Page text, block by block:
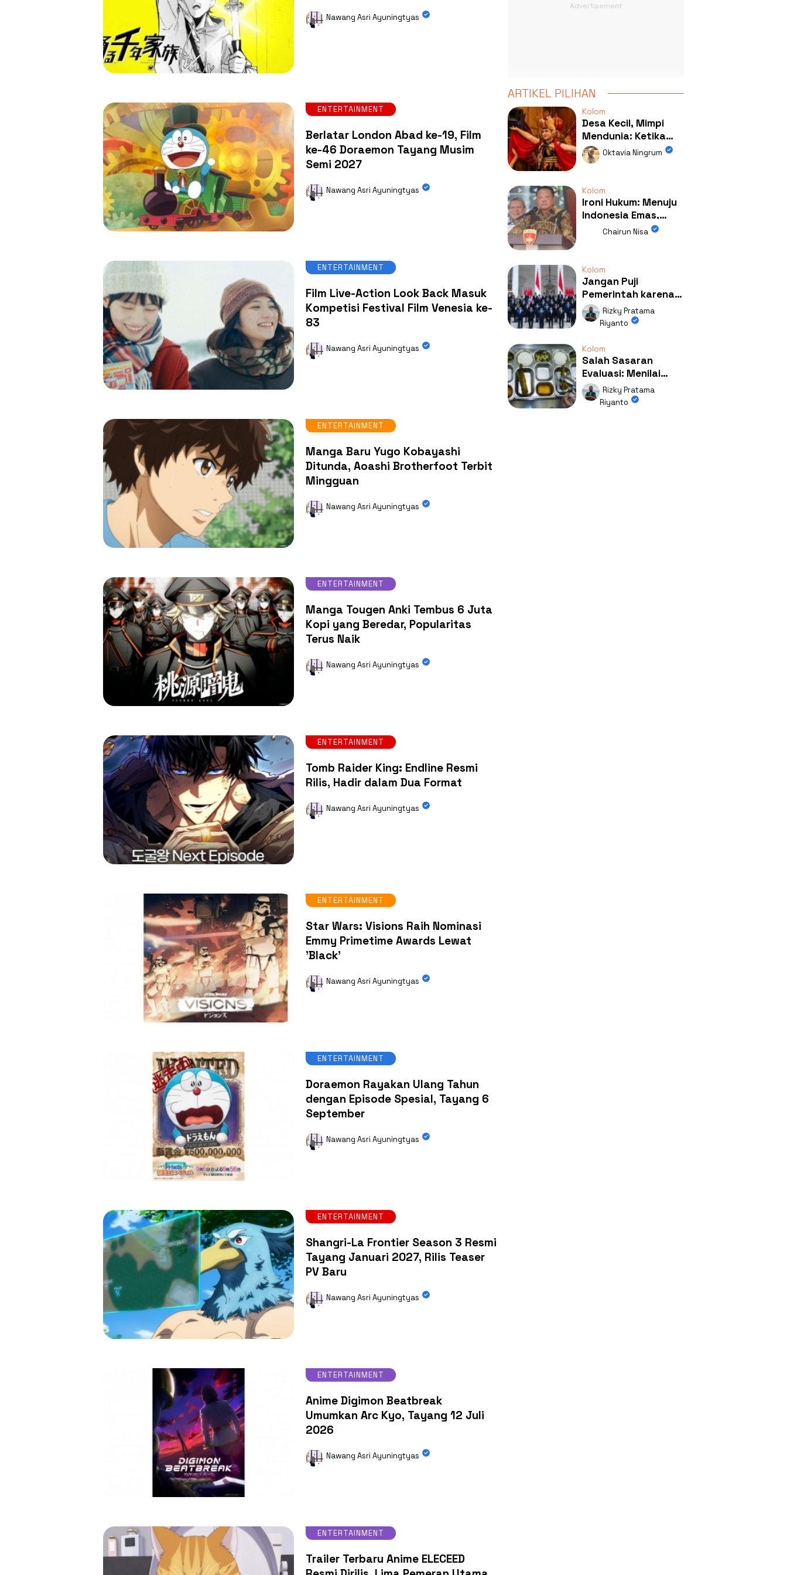
Nawang Asri Ayuningtyas
ENTERTAINMENT
Berlatar London Abad ke-19, Film
ke-46 Doraemon Tayang Musim
Semi 2027
Nawang Asri Ayuningtyas
ENTERTAINMENT
Film Live-Action Look Back Masuk
Kompetisi Festival Film Venesia ke-
83
Nawang Asri Ayuningtyas
ENTERTAINMENT
Manga Baru Yugo Kobayashi
Ditunda, Aoashi Brotherfoot Terbit
Mingguan
Nawang Asri Ayuningtyas
ENTERTAINMENT
Manga Tougen Anki Tembus 6 Juta
Kopi yang Beredar, Popularitas
Terus Naik
Nawang Asri Ayuningtyas
ENTERTAINMENT
Tomb Raider King: Endline Resmi
Rilis, Hadir dalam Dua Format
Nawang Asri Ayuningtyas
ENTERTAINMENT
Star Wars: Visions Raih Nominasi
Emmy Primetime Awards Lewat
'Black'
Nawang Asri Ayuningtyas
ENTERTAINMENT
Doraemon Rayakan Ulang Tahun
dengan Episode Spesial, Tayang 6
September
Nawang Asri Ayuningtyas
ENTERTAINMENT
Shangri-La Frontier Season 3 Resmi
Tayang Januari 2027, Rilis Teaser
PV Baru
Nawang Asri Ayuningtyas
ENTERTAINMENT
Anime Digimon Beatbreak
Umumkan Arc Kyo, Tayang 12 Juli
2026
Nawang Asri Ayuningtyas
ENTERTAINMENT
Trailer Terbaru Anime ELECEED
ARTIKEL PILIHAN
Kolom
Desa Kecil, Mimpi
Mendunia: Ketika
Kolaborasi
Mengubah Wajah
Oktavia Ningrum
Kolom
Ironi Hukum: Menuju
Indonesia Emas,
Ternyata Emasnya
Chairun Nisa
Kolom
Jangan Puji
Pemerintah karena
Kerja: Mengapa
Publik Begitu Mudah
Rizky Pratama
Riyanto
Kolom
Salah Sasaran
Evaluasi: Menilai
Program MBG Lewat
Respons Anak Itu
Rizky Pratama
Riyanto